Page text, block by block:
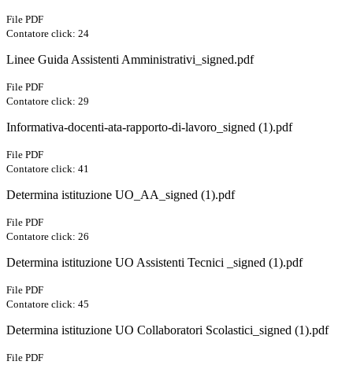
File PDF
Contatore click: 24
Linee Guida Assistenti Amministrativi_signed.pdf
File PDF
Contatore click: 29
Informativa-docenti-ata-rapporto-di-lavoro_signed (1).pdf
File PDF
Contatore click: 41
Determina istituzione UO_AA_signed (1).pdf
File PDF
Contatore click: 26
Determina istituzione UO Assistenti Tecnici _signed (1).pdf
File PDF
Contatore click: 45
Determina istituzione UO Collaboratori Scolastici_signed (1).pdf
File PDF